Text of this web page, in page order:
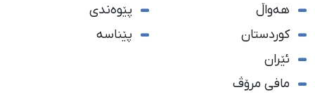
هەواڵ
کوردستان
ئێران
مافی مرۆڤ
پێوەندی
پێناسە